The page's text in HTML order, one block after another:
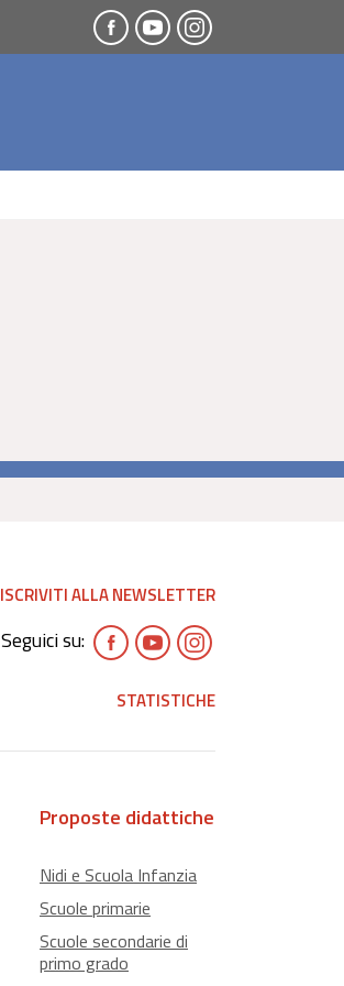
ISCRIVITI ALLA NEWSLETTER
Seguici su:
STATISTICHE
Proposte didattiche
Nidi e Scuola Infanzia
Scuole primarie
Scuole secondarie di
primo grado